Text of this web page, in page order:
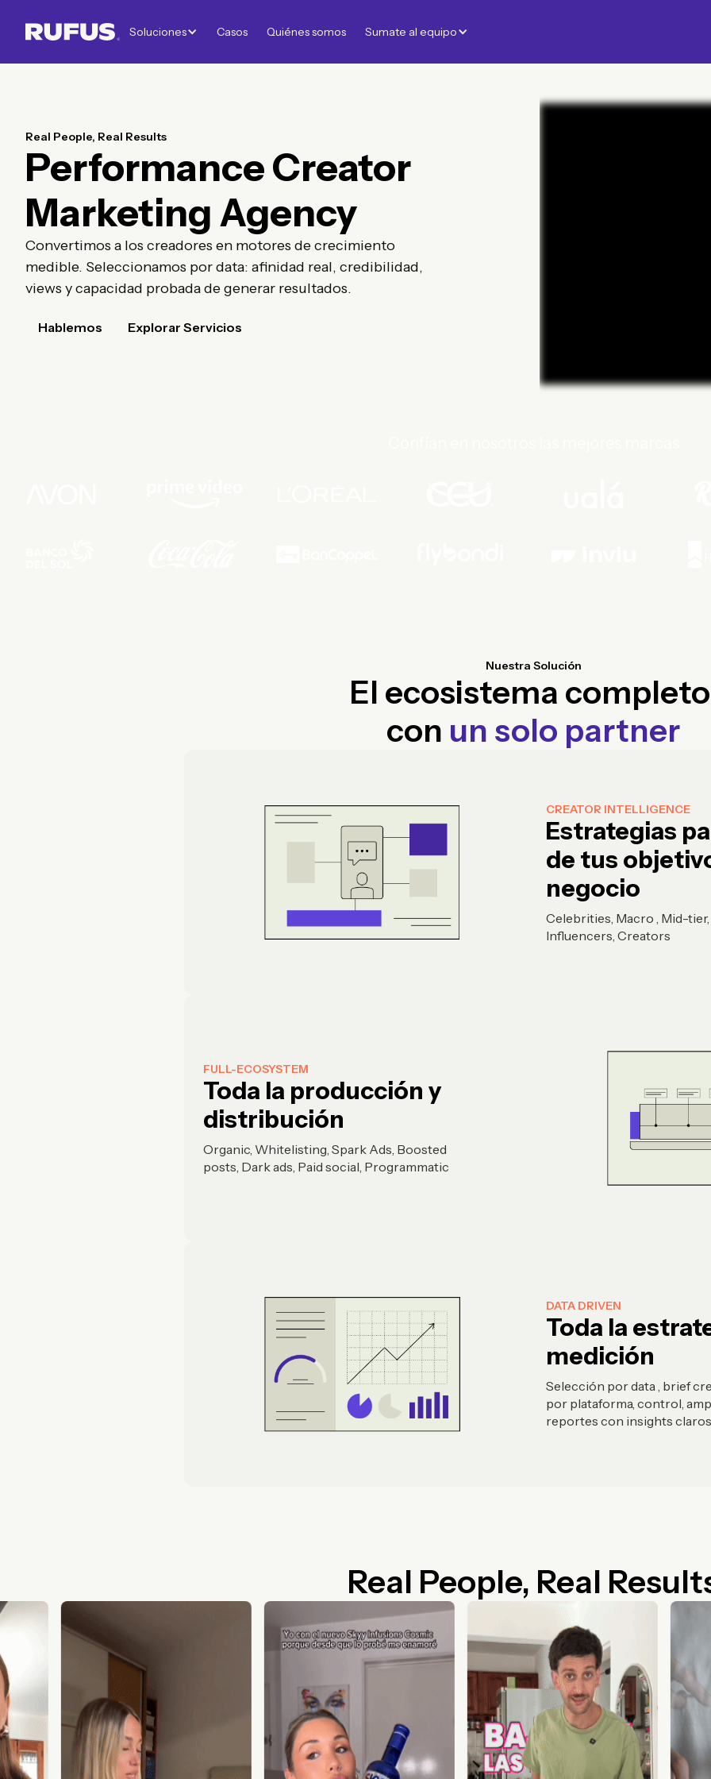
Soluciones Casos Quiénes somos Sumate al equipo
Real People, Real Results
Performance Creator
Marketing Agency
Convertimos a los creadores en motores de crecimiento
medible. Seleccionamos por data: afinidad real, credibilidad,
views y capacidad probada de generar resultados.
Hablemos Explorar Servicios
Nuestra Solución
El ecosistema
con un solo partner
CREATOR INTELLIGENCE
Estrategias
de tus
negocio
Celebrities, Macro , Mid-
Influencers, Creators
FULL-ECOSYSTEM
Toda la producción y
distribución
Organic, Whitelisting, Spark Ads, Boosted
posts, Dark ads, Paid social, Programmatic
DATA DRIVEN
Toda la
medición
Selección por data , brief
por plataforma, control,
reportes con insights claros
Real People, Real